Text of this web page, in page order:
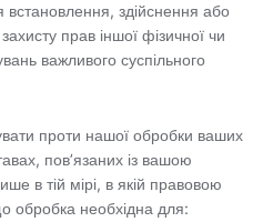
здійснення або
прав іншої фізичної чи
важливого суспільного
проти нашої обробки ваших
пов’язаних із вашою
в тій мірі, в якій правовою
обробка необхідна для: